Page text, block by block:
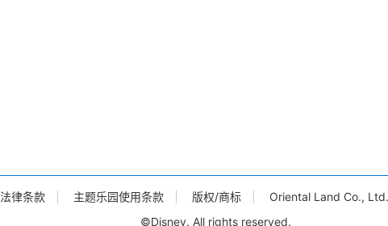
法律条款 主题乐园使用条款 版权/商标 Oriental Land Co., Ltd.
©Disney. All rights reserved.